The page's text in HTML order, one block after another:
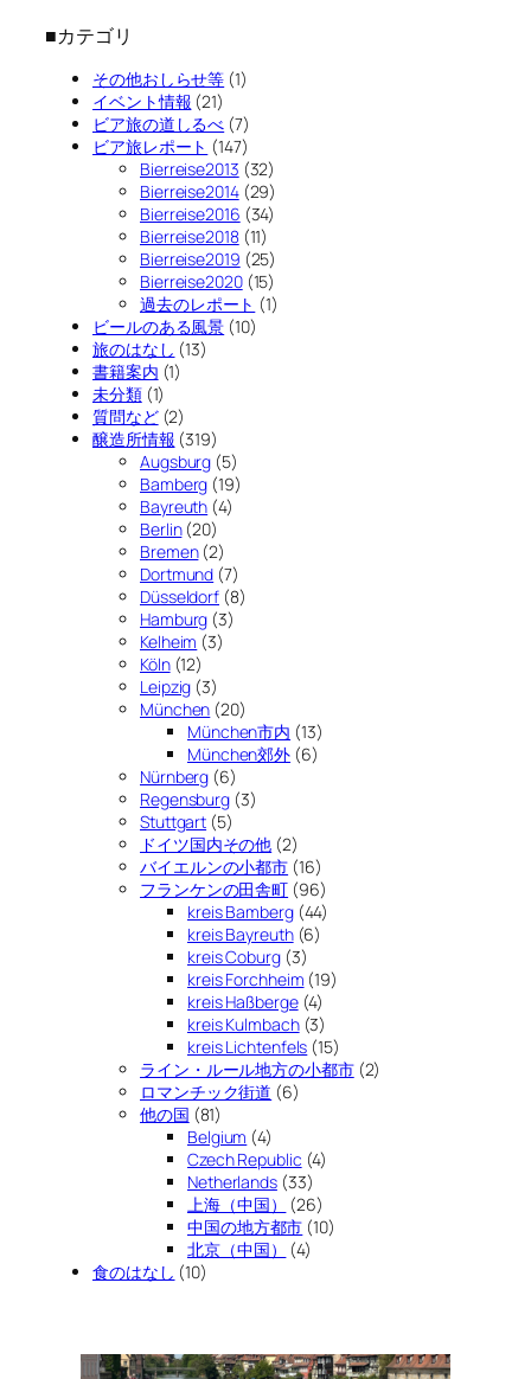
■カテゴリ
その他おしらせ等 (1)
イベント情報 (21)
ビア旅の道しるべ (7)
ビア旅レポート (147)
Bierreise2013 (32)
Bierreise2014(29)
Bierreise2016 (34)
Bierreise2018(11)
Bierreise2019 (25)
Bierreise2020(15)
過去のレポート (1)
ビールのある風景 (10)
旅のはなし (13)
書籍案内 (1)
未分類(1)
質問など(2)
醸造所情報 (319)
Augsburg (5)
Bamberg (19)
Bayreuth (4)
Berlin(20)
Bremen(2)
Dortmund (7)
Düsseldorf (8)
Hamburg (3)
Kelheim (3)
Köln(12)
Leipzig (3)
München (20)
München市内 (13)
München郊外 (6)
Nürnberg (6)
Regensburg (3)
Stuttgart (5)
ドイツ国内その他 (2)
バイエルンの小都市 (16)
フランケンの田舎町 (96)
kreis Bamberg(44)
kreis Bayreuth(6)
kreis Coburg(3)
kreis Forchheim (19)
kreis Haßberge(4)
kreis Kulmbach(3)
kreis Lichtenfels (15)
ライン・ルール地方の小都市(2)
ロマンチック街道 (6)
他の国 (81)
Belgium (4)
Czech Republic (4)
Netherlands(33)
上海（中国）
(26)
中国の地方都市 (10)
北京（中国）
(4)
食のはなし (10)